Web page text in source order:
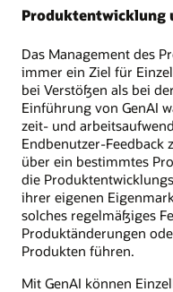
Produktentwicklung
Das Management des
immer ein Ziel für
bei Verstößen als bei
Einführung von GenAI
zeit- und
Endbenutzer-Feedback
über ein bestimmtes
die
ihrer eigenen
solches regelmäßiges
Produktänderungen
Produkten führen.
Mit GenAI können